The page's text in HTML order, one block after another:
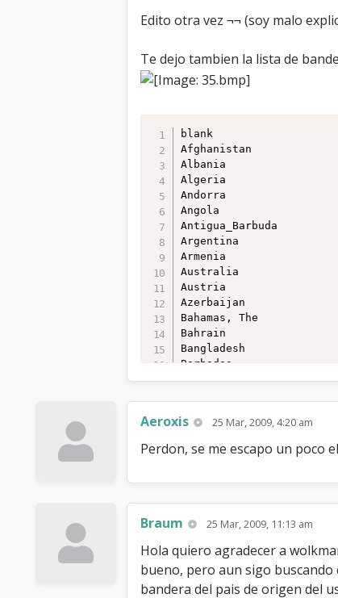
Edito otra vez ¬¬ (soy malo
Te dejo tambien la lista de
blank
Afghanistan
Albania
Algeria
Andorra
Angola
Antigua_Barbuda
Argentina
Armenia
Australia
Austria
Azerbaijan
Bahamas, The
Bahrain
Bangladesh
Barbados
Belarus
Benin
Bolivia
Botswana
Brazil
Bulgaria
Burkina Faso
Burundi
Cambodia
Aeroxis 25 Mar, 2009, 4:20 am
Perdon, se me escapo un poco
Braum 25 Mar, 2009, 11:13 am
Hola quiero agradecer a
bueno, pero aun sigo
bandera del pais de origen del